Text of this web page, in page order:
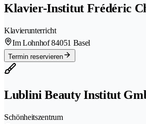
Klavier-Institut Frédéric
Klavierunterricht
Im Lohnhof 84051 Basel
Termin reservieren
Lublini Beauty Institut
Schönheitszentrum